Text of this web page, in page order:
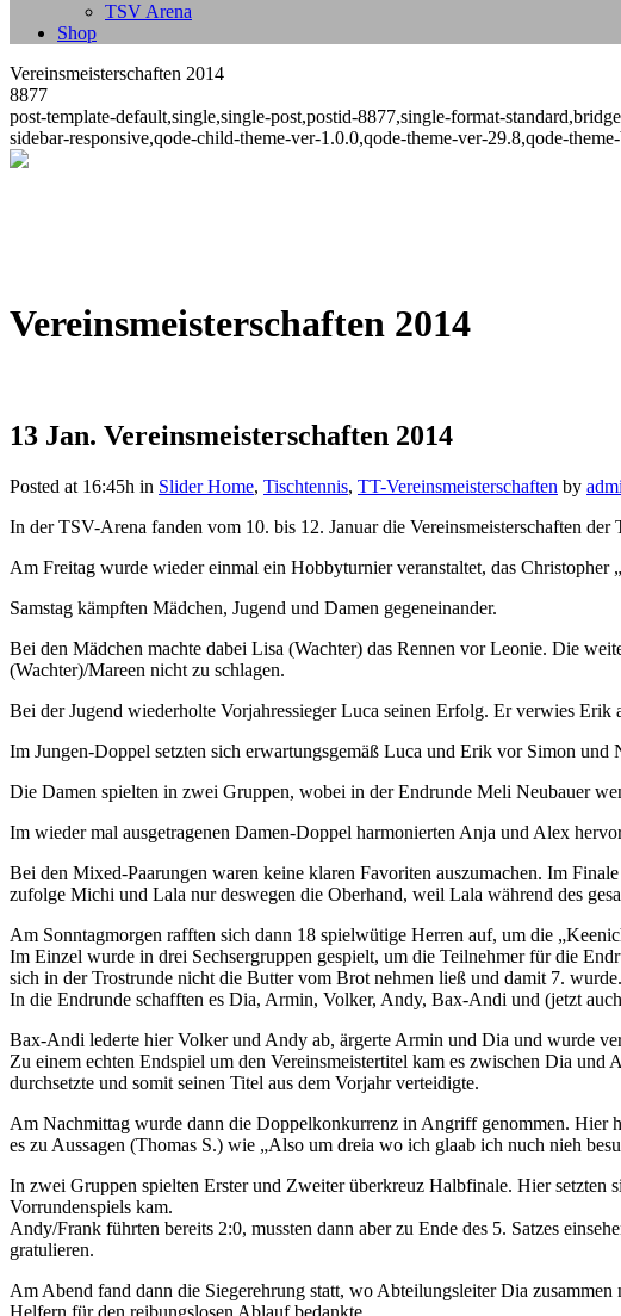
TSV Arena
Shop
Vereinsmeisterschaften 2014
8877
post-template-default,single,single-post,postid-8877,single-format-
sidebar-responsive,qode-child-theme-ver-1.0.0,qode-theme-ver-29.8,qode-
Vereinsmeisterschaften 2014
13 Jan. Vereinsmeisterschaften 2014
Posted at 16:45h in Slider Home, Tischtennis, TT-Vereinsmeisterschaften by
In der TSV-Arena fanden vom 10. bis 12. Januar die Vereinsmeisterschaften
Am Freitag wurde wieder einmal ein Hobbyturnier veranstaltet, das Christopher
Samstag kämpften Mädchen, Jugend und Damen gegeneinander.
Bei den Mädchen machte dabei Lisa (Wachter) das Rennen vor Leonie. Die
(Wachter)/Mareen nicht zu schlagen.
Bei der Jugend wiederholte Vorjahressieger Luca seinen Erfolg. Er verwies
Im Jungen-Doppel setzten sich erwartungsgemäß Luca und Erik vor Simon und
Die Damen spielten in zwei Gruppen, wobei in der Endrunde Meli Neubauer
Im wieder mal ausgetragenen Damen-Doppel harmonierten Anja und Alex
Bei den Mixed-Paarungen waren keine klaren Favoriten auszumachen. Im
zufolge Michi und Lala nur deswegen die Oberhand, weil Lala während des
Am Sonntagmorgen rafften sich dann 18 spielwütige Herren auf, um die
Im Einzel wurde in drei Sechsergruppen gespielt, um die Teilnehmer für die
sich in der Trostrunde nicht die Butter vom Brot nehmen ließ und damit 7.
In die Endrunde schafften es Dia, Armin, Volker, Andy, Bax-Andi und (jetzt
Bax-Andi lederte hier Volker und Andy ab, ärgerte Armin und Dia und wurde
Zu einem echten Endspiel um den Vereinsmeistertitel kam es zwischen Dia
durchsetzte und somit seinen Titel aus dem Vorjahr verteidigte.
Am Nachmittag wurde dann die Doppelkonkurrenz in Angriff genommen. Hier
es zu Aussagen (Thomas S.) wie „Also um dreia wo ich glaab ich nuch nieh
In zwei Gruppen spielten Erster und Zweiter überkreuz Halbfinale. Hier setzten
Vorrundenspiels kam.
Andy/Frank führten bereits 2:0, mussten dann aber zu Ende des 5. Satzes
gratulieren.
Am Abend fand dann die Siegerehrung statt, wo Abteilungsleiter Dia
Helfern für den reibungslosen Ablauf bedankte.